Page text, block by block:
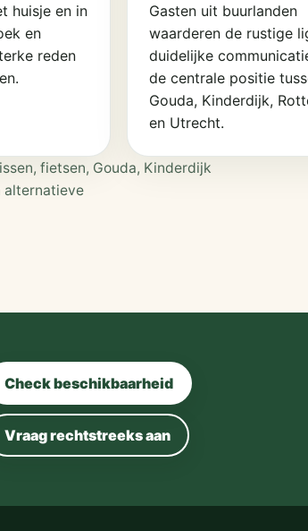
huisje en in
en
reden
Gasten uit buurlanden
waarderen de rustige
duidelijke
de centrale positie
Gouda, Kinderdijk,
en Utrecht.
fietsen, Gouda, Kinderdijk
alternatieve
Check beschikbaarheid
Vraag rechtstreeks aan